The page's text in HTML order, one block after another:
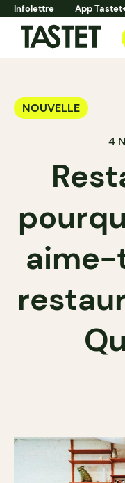
Infolettre App
NOUVELLE
4